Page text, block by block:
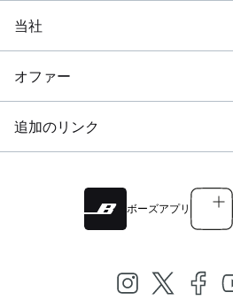
当社
オファー
追加のリンク
ボーズアプリ